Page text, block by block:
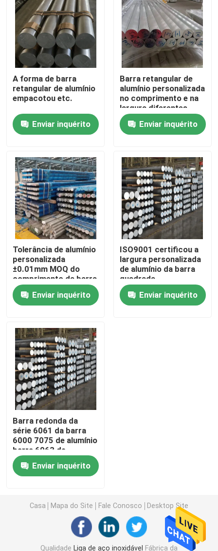
Casa
Quem Somos
Contatos
Produtos
Vídeos
Liga de aço inoxidável
Folha de aço inoxidável da placa
Perfil decorativo dos SS
Barra de haste de aço inoxidável
A forma de barra
retangular de alumínio
empacotou etc.
Enviar inquérito
Barra retangular de
alumínio personalizada
no comprimento e na
largura diferentes
Enviar inquérito
Tolerância de alumínio
personalizada
±0.01mm MOQ do
comprimento da barra
1 parte
Enviar inquérito
ISO9001 certificou a
largura personalizada
de alumínio da barra
quadrada
Enviar inquérito
Barra redonda da
série 6061 da barra
6000 7075 de alumínio
barra 6063 de
alumínio
Enviar inquérito
Casa Mapa do Site Fale Conosco Desktop Site
Qualidade Liga de aço inoxidável Fábrica da